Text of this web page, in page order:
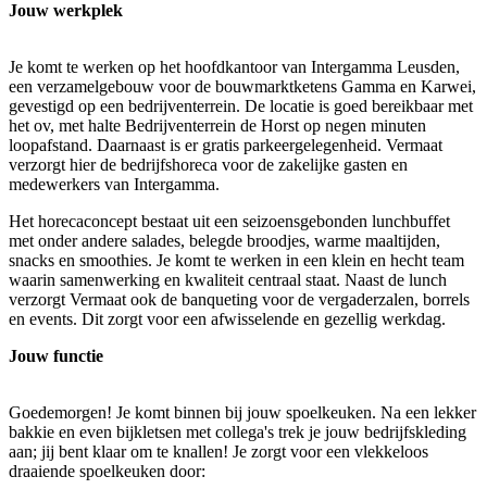
Jouw werkplek
Je komt te werken op het hoofdkantoor van Intergamma Leusden,
een verzamelgebouw voor de bouwmarktketens Gamma en Karwei,
gevestigd op een bedrijventerrein. De locatie is goed bereikbaar met
het ov, met halte Bedrijventerrein de Horst op negen minuten
loopafstand. Daarnaast is er gratis parkeergelegenheid. Vermaat
verzorgt hier de bedrijfshoreca voor de zakelijke gasten en
medewerkers van Intergamma.
Het horecaconcept bestaat uit een seizoensgebonden lunchbuffet
met onder andere salades, belegde broodjes, warme maaltijden,
snacks en smoothies. Je komt te werken in een klein en hecht team
waarin samenwerking en kwaliteit centraal staat. Naast de lunch
verzorgt Vermaat ook de banqueting voor de vergaderzalen, borrels
en events. Dit zorgt voor een afwisselende en gezellig werkdag.
Jouw functie
Goedemorgen! Je komt binnen bij jouw spoelkeuken. Na een lekker
bakkie en even bijkletsen met collega's trek je jouw bedrijfskleding
aan; jij bent klaar om te knallen! Je zorgt voor een vlekkeloos
draaiende spoelkeuken door: